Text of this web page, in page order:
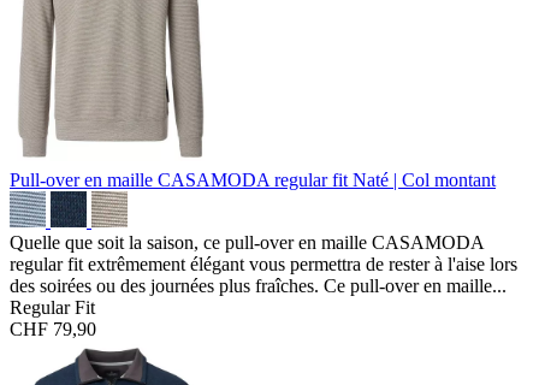
Pull-over en maille CASAMODA regular fit Naté | Col montant
Quelle que soit la saison, ce pull-over en maille CASAMODA
regular fit extrêmement élégant vous permettra de rester à l'aise lors
des soirées ou des journées plus fraîches. Ce pull-over en maille...
Regular Fit
CHF 79,90